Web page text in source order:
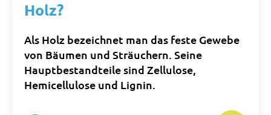
Holz?
Als Holz bezeichnet man das feste Gewebe
von Bäumen und Sträuchern. Seine
Hauptbestandteile sind Zellulose,
Hemicellulose und Lignin.